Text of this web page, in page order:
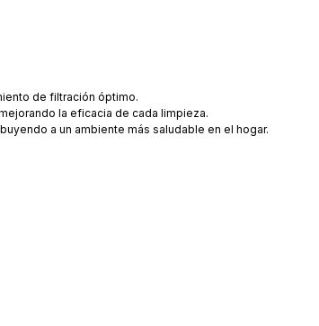
de filtración óptimo.
la eficacia de cada limpieza.
a un ambiente más saludable en el hogar.